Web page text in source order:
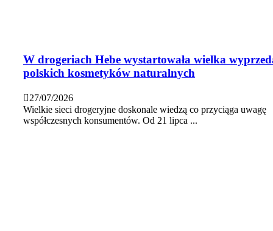
W drogeriach Hebe wystartowała wielka
polskich kosmetyków naturalnych
27/07/2026
Wielkie sieci drogeryjne doskonale wiedzą co przyciąga uwagę
współczesnych konsumentów. Od 21 lipca ...